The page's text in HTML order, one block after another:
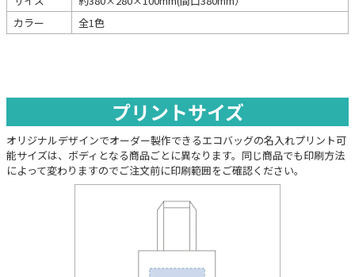
カラー
全1色
プリントサイズ
オリジナルデザインでオーダー製作できるエコバッグの名入れプリント可
能サイズは、ボディとなる商品ごとに異なります。同じ商品でも印刷方法
によって変わりますのでご注文前に印刷範囲をご確認ください。